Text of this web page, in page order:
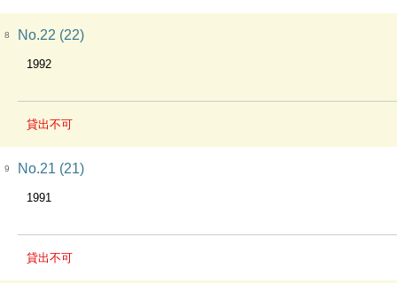
8 No.22 (22)
1992
貸出不可
9 No.21 (21)
1991
貸出不可